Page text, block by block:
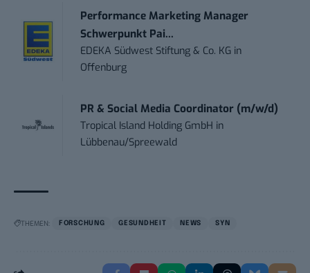
Performance Marketing Manager
Schwerpunkt Pai...
EDEKA Südwest Stiftung & Co. KG in
Offenburg
PR & Social Media Coordinator (m/w/d)
Tropical Island Holding GmbH in
Lübbenau/Spreewald
THEMEN: FORSCHUNG GESUNDHEIT NEWS SYN